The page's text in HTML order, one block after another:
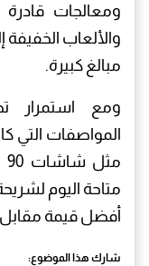
ومعالجات قادرة
والألعاب الخفيفة
مبالغ كبيرة.
ومع استمرار
المواصفات التي
متاحة اليوم
أفضل قيمة
شارك هذا الموضوع: